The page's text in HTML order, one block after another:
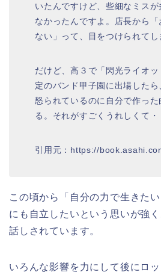
いたんですけど、些細なミス
なかったんですよ。店長から「
ない」って、目をつけられてし
だけど、高３で「閃光ライオ
定のバンド甲子園に出場したら
怒られているのに自分で作っ
る。それがすごくうれしくて・
引用元：https://
この頃から「自分の力で生きた
にも自立したいという思いが強
話しされています。
いろんな影響を力にして後にロ